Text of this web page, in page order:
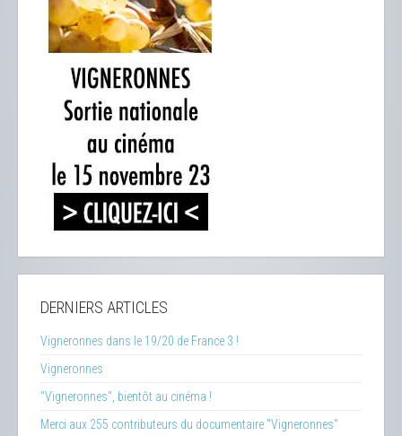
DERNIERS ARTICLES
Vigneronnes dans le 19/20 de France 3 !
Vigneronnes
"Vigneronnes", bientôt au cinéma !
Merci aux 255 contributeurs du documentaire "Vigneronnes"